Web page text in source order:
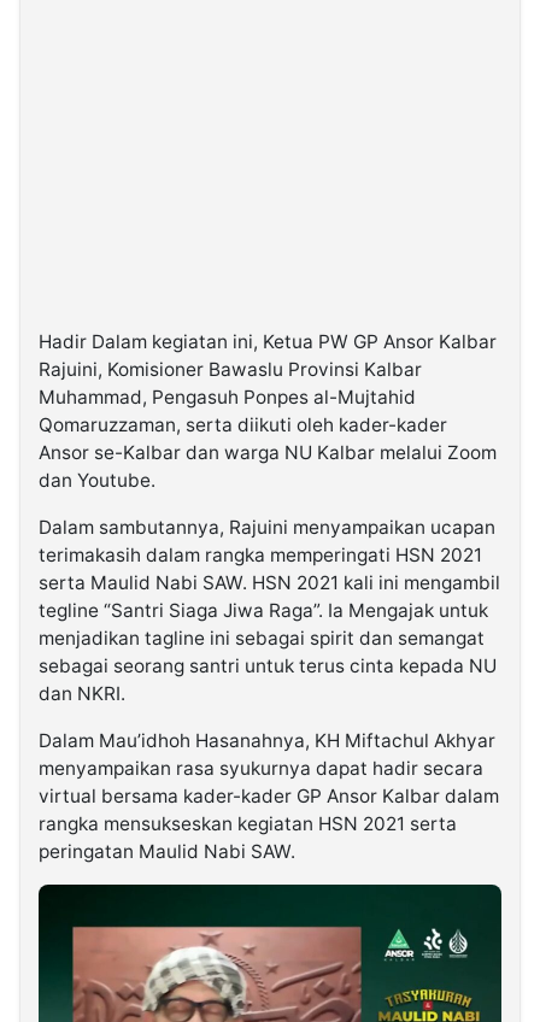
Hadir Dalam kegiatan ini, Ketua PW GP Ansor Kalbar
Rajuini, Komisioner Bawaslu Provinsi Kalbar
Muhammad, Pengasuh Ponpes al-Mujtahid
Qomaruzzaman, serta diikuti oleh kader-kader
Ansor se-Kalbar dan warga NU Kalbar melalui Zoom
dan Youtube.
Dalam sambutannya, Rajuini menyampaikan ucapan
terimakasih dalam rangka memperingati HSN 2021
serta Maulid Nabi SAW. HSN 2021 kali ini mengambil
tegline “Santri Siaga Jiwa Raga”. Ia Mengajak untuk
menjadikan tagline ini sebagai spirit dan semangat
sebagai seorang santri untuk terus cinta kepada NU
dan NKRI.
Dalam Mau’idhoh Hasanahnya, KH Miftachul Akhyar
menyampaikan rasa syukurnya dapat hadir secara
virtual bersama kader-kader GP Ansor Kalbar dalam
rangka mensukseskan kegiatan HSN 2021 serta
peringatan Maulid Nabi SAW.